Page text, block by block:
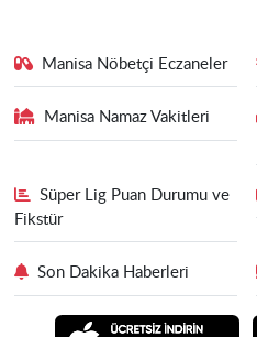
Manisa Nöbetçi Eczaneler
Manisa Namaz Vakitleri
Süper Lig Puan Durumu ve
Fikstür
Son Dakika Haberleri